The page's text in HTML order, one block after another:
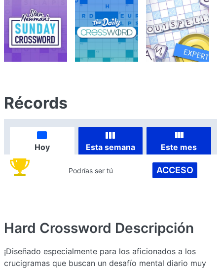
Récords
Hoy Esta semana Este mes
Podrías ser tú ACCESO
Hard Crossword Descripción
¡Diseñado especialmente para los aficionados a los
crucigramas que buscan un desafío mental diario muy